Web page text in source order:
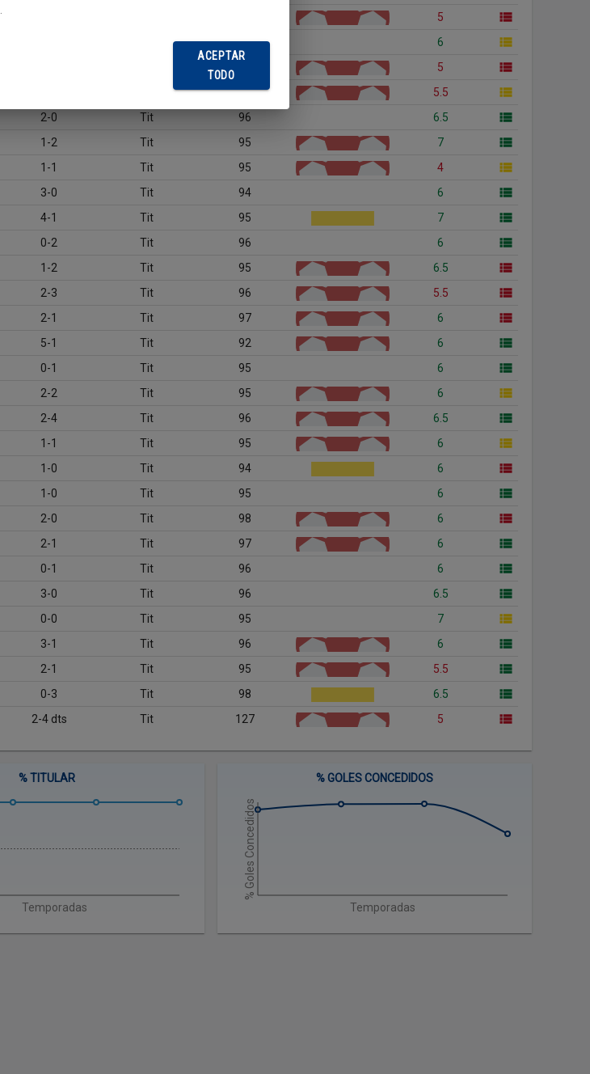
5
97
6
5
99
5.5
2-0 Tit 96
6.5
1-2 Tit 95
7
1-1 Tit 95
4
3-0 Tit 94
6
4-1 Tit 95
7
0-2 Tit 96
6
1-2 Tit 95
6.5
2-3 Tit 96
5.5
2-1 Tit 97
6
5-1 Tit 92
6
0-1 Tit 95
6
2-2 Tit 95
6
2-4 Tit 96
6.5
1-1 Tit 95
6
1-0 Tit 94
6
1-0 Tit 95
6
2-0 Tit 98
6
2-1 Tit 97
6
0-1 Tit 96
6
3-0 Tit 96
6.5
0-0 Tit 95
7
3-1 Tit 96
6
2-1 Tit 95
5.5
0-3 Tit 98
6.5
2-4 dts Tit 127 5
% TITULAR
Temporadas
% GOLES CONCEDIDOS
Temporadas
% Goles Concedidos
ACEPTAR
TODO